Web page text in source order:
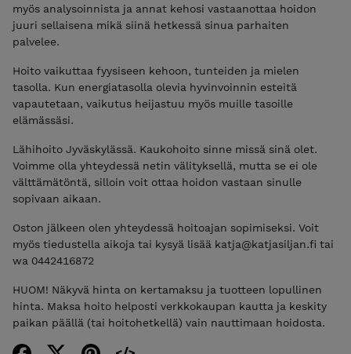
myös analysoinnista ja annat kehosi vastaanottaa hoidon
juuri sellaisena mikä siinä hetkessä sinua parhaiten
palvelee.
Hoito vaikuttaa fyysiseen kehoon, tunteiden ja mielen
tasolla. Kun energiatasolla olevia hyvinvoinnin esteitä
vapautetaan, vaikutus heijastuu myös muille tasoille
elämässäsi.
Lähihoito Jyväskylässä. Kaukohoito sinne missä sinä olet.
Voimme olla yhteydessä netin välityksellä, mutta se ei ole
välttämätöntä, silloin voit ottaa hoidon vastaan sinulle
sopivaan aikaan.
Oston jälkeen olen yhteydessä hoitoajan sopimiseksi. Voit
myös tiedustella aikoja tai kysyä lisää katja@katjasiljan.fi tai
wa 0442416872
HUOM! Näkyvä hinta on kertamaksu ja tuotteen lopullinen
hinta. Maksa hoito helposti verkkokaupan kautta ja keskity
paikan päällä (tai hoitohetkellä) vain nauttimaan hoidosta.